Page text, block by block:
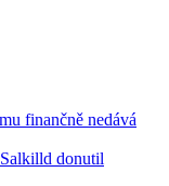
finančně nedává
donutil